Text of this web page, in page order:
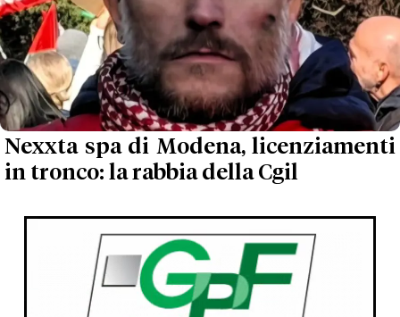
Nexxta spa di Modena, licenziamenti
in tronco: la rabbia della Cgil